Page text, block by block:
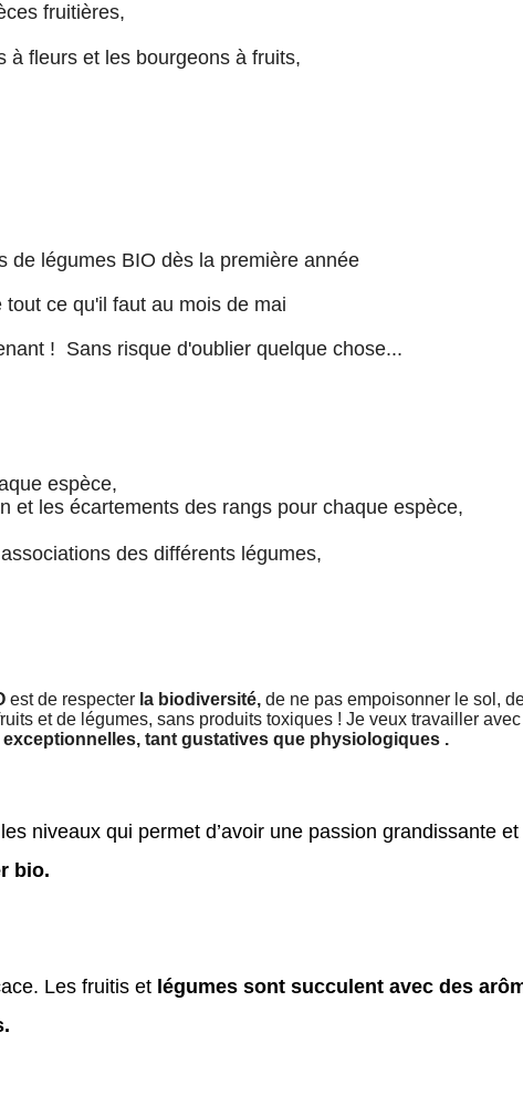
fruitières,
à fleurs et les bourgeons à fruits,
de légumes BIO dès la première année
ce qu'il faut au mois de mai
! Sans risque d'oublier quelque chose...
espèce,
et les écartements des rangs pour chaque espèce,
des différents légumes,
est de respecter la biodiversité, de ne pas empoisonner le sol,
et de légumes, sans produits toxiques ! Je veux travailler avec
tant gustatives que physiologiques .
niveaux qui permet d’avoir une passion grandissante
bio.
Les fruitis et légumes sont succulent avec des